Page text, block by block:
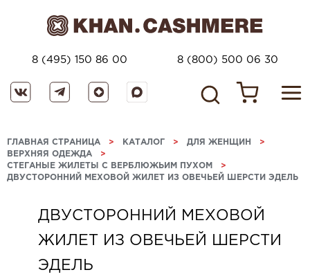
8 (495) 150 86 00 8 (800) 500 06 30
ГЛАВНАЯ СТРАНИЦА > КАТАЛОГ > ДЛЯ ЖЕНЩИН >
ВЕРХНЯЯ ОДЕЖДА >
СТЕГАНЫЕ ЖИЛЕТЫ С ВЕРБЛЮЖЬИМ ПУХОМ >
ДВУСТОРОННИЙ МЕХОВОЙ ЖИЛЕТ ИЗ ОВЕЧЬЕЙ ШЕРСТИ ЭДЕЛЬ
ДВУСТОРОННИЙ МЕХОВОЙ
ЖИЛЕТ ИЗ ОВЕЧЬЕЙ ШЕРСТИ
ЭДЕЛЬ